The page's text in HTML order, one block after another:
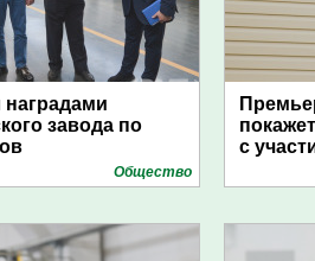
наградами
завода по
Общество
с